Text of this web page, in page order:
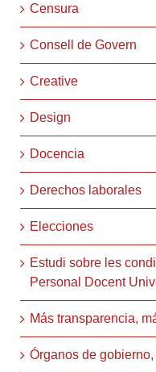
Censura
Consell de Govern
Creative
Design
Docencia
Derechos laborales
Elecciones
Estudi sobre les
Personal Docent
Más transparencia,
Órganos de